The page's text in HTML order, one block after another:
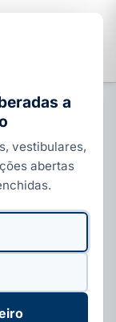
com
a
vestibulares,
abertas